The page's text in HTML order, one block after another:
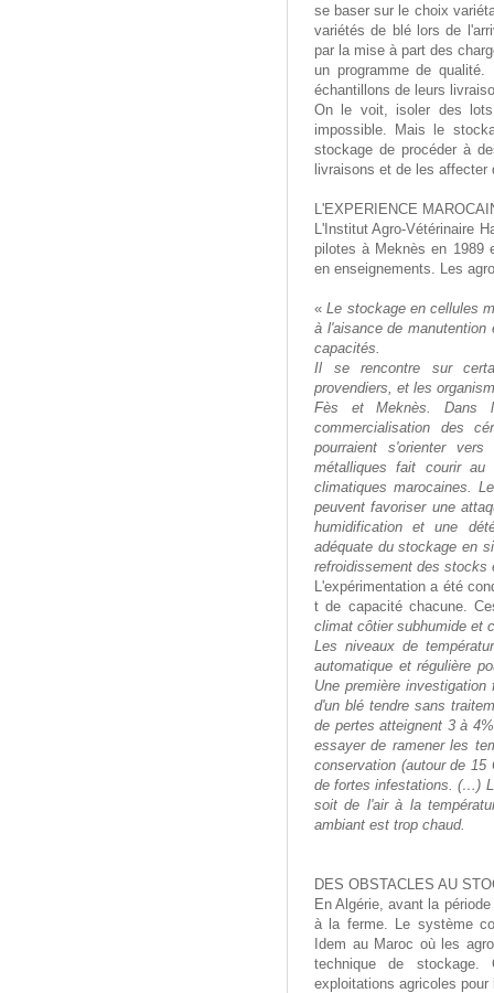
se baser sur le choix
variétés de blé lors de
par la mise à part des
un programme de
échantillons de leurs
On le voit, isoler des
impossible. Mais le
stockage de procéder à
livraisons et de les
L'EXPERIENCE
L'Institut Agro-Vétérinaire
pilotes à Meknès en 1989
en enseignements. Les
« Le stockage en cellules
à l'aisance de
capacités.
Il se rencontre sur
provendiers, et les
Fès et Meknès. Dans
commercialisation des
pourraient s'orienter
métalliques fait courir au
climatiques marocaines.
peuvent favoriser une
humidification et une
adéquate du stockage en
refroidissement des stocks
L'expérimentation a été
t de capacité chacune.
climat côtier subhumide et
Les niveaux de
automatique et régulière
Une première
d'un blé tendre sans
de pertes atteignent 3 à
essayer de ramener les
conservation (autour de
de fortes infestations. (…)
soit de l'air à la
ambiant est trop chaud.
DES OBSTACLES AU
En Algérie, avant la
à la ferme. Le système
Idem au Maroc où les
technique de
exploitations agricoles